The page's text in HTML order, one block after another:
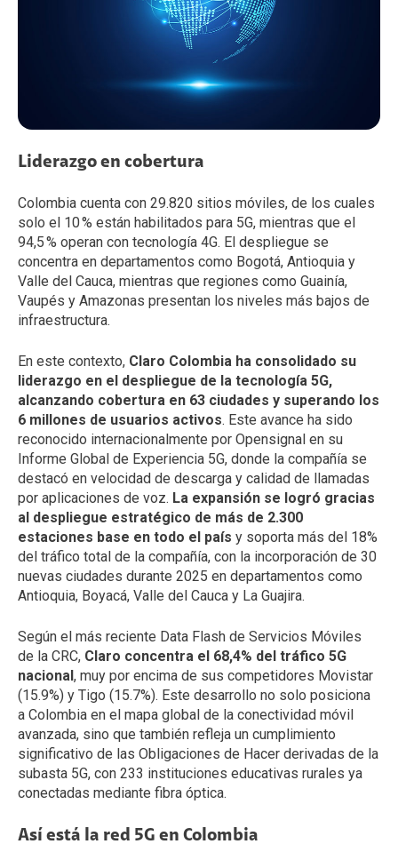
Liderazgo en cobertura
Colombia cuenta con 29.820 sitios móviles, de los cuales
solo el 10 % están habilitados para 5G, mientras que el
94,5 % operan con tecnología 4G. El despliegue se
concentra en departamentos como Bogotá, Antioquia y
Valle del Cauca, mientras que regiones como Guainía,
Vaupés y Amazonas presentan los niveles más bajos de
infraestructura.
En este contexto, Claro Colombia ha consolidado su
liderazgo en el despliegue de la tecnología 5G,
alcanzando cobertura en 63 ciudades y superando los
6 millones de usuarios activos. Este avance ha sido
reconocido internacionalmente por Opensignal en su
Informe Global de Experiencia 5G, donde la compañía se
destacó en velocidad de descarga y calidad de llamadas
por aplicaciones de voz. La expansión se logró gracias
al despliegue estratégico de más de 2.300
estaciones base en todo el país y soporta más del 18%
del tráfico total de la compañía, con la incorporación de 30
nuevas ciudades durante 2025 en departamentos como
Antioquia, Boyacá, Valle del Cauca y La Guajira.
Según el más reciente Data Flash de Servicios Móviles
de la CRC, Claro concentra el 68,4% del tráfico 5G
nacional , muy por encima de sus competidores Movistar
(15.9%) y Tigo (15.7%). Este desarrollo no solo posiciona
a Colombia en el mapa global de la conectividad móvil
avanzada, sino que también refleja un cumplimiento
significativo de las Obligaciones de Hacer derivadas de la
subasta 5G, con 233 instituciones educativas rurales ya
conectadas mediante fibra óptica.
Así está la red 5G en Colombia